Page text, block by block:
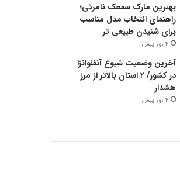
بهترین مارک سمعک نامرئی؛
راهنمای انتخاب مدل مناسب
برای شنیدن طبیعی تر
4 روز پیش
آخرین وضعیت شیوع آنفلوانزا
در کشور/ ۲ استان بالاتر از مرز
هشدار
4 روز پیش